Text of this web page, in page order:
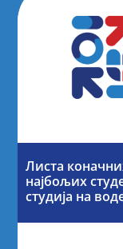
Листа
најбољих
студија на